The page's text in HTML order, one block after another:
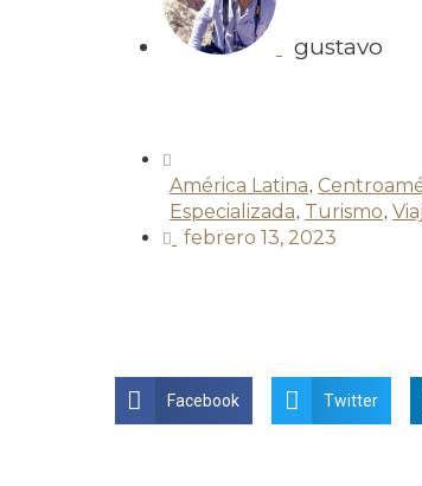
gustavo
América Latina,
Especializada, Turismo,
febrero 13, 2023
Facebook Twitter